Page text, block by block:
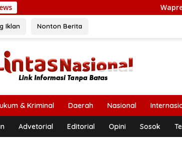
Wapres Gibran
Iklan Nonton Berita
& Kriminal Daerah Nasional
Advetorial Editorial Opini Sosok